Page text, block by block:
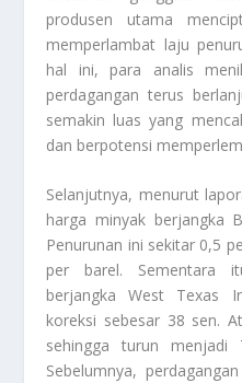
produsen utama
memperlambat laju
hal ini, para analis
perdagangan terus
semakin luas yang
dan berpotensi
Selanjutnya, menurut
harga minyak berjangka
Penurunan ini sekitar 0,5
per barel. Sementara
berjangka West Texas
koreksi sebesar 38 sen.
sehingga turun
Sebelumnya,